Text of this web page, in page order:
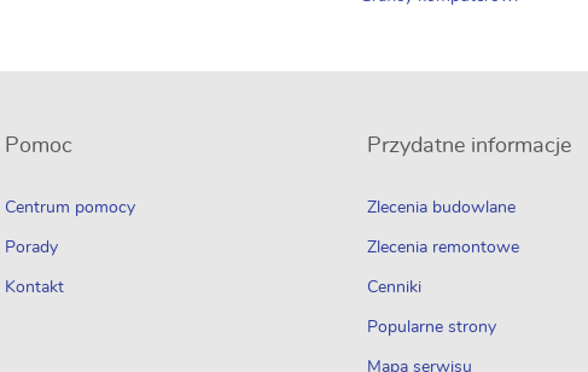
Pomoc
Centrum pomocy
Porady
Kontakt
Przydatne informacje
Zlecenia budowlane
Zlecenia remontowe
Cenniki
Popularne strony
Mapa serwisu